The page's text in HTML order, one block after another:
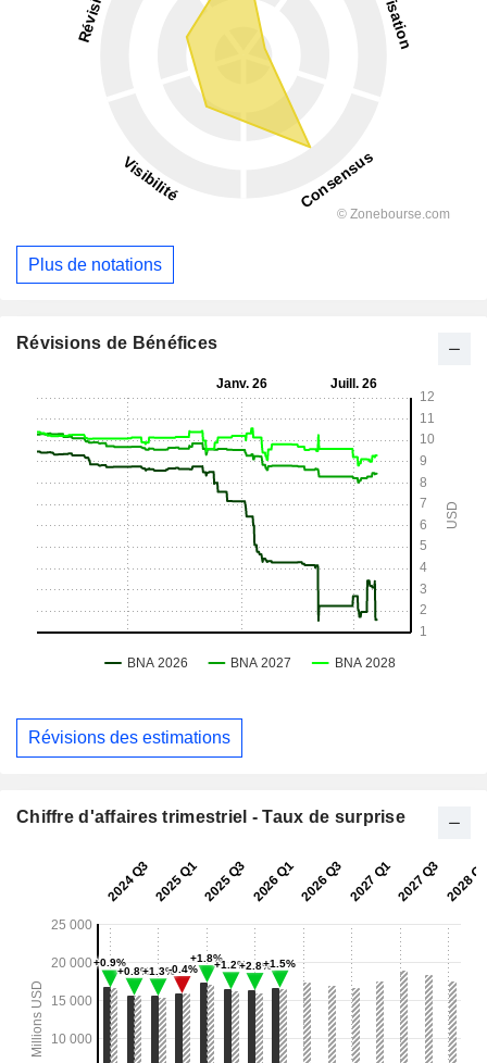
Plus de notations
Révisions de Bénéfices
Révisions des estimations
Chiffre d'affaires trimestriel - Taux de surprise